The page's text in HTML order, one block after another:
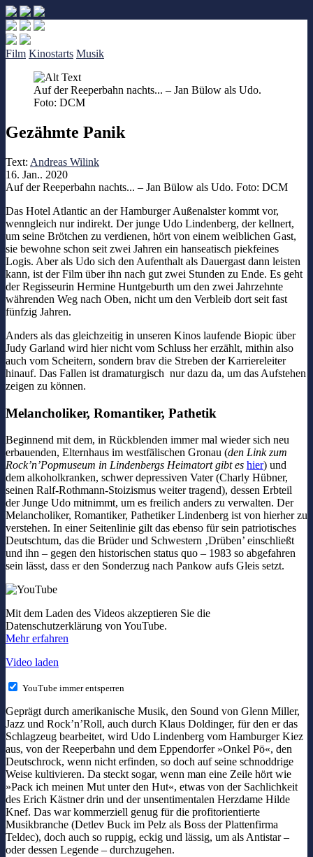
Film Kinostarts Musik
Auf der Reeperbahn nachts... – Jan Bülow als Udo.
Foto: DCM
Gezähmte Panik
Text: Andreas Wilink
16. Jan.. 2020
Auf der Reeperbahn nachts... – Jan Bülow als Udo. Foto: DCM
Das Hotel Atlantic an der Hamburger Außenalster kommt vor,
wenngleich nur indirekt. Der junge Udo Lindenberg, der kellnert,
um seine Brötchen zu verdienen, hört von einem weiblichen Gast,
sie bewohne schon seit zwei Jahren ein hanseatisch piekfeines
Logis. Aber als Udo sich den Aufenthalt als Dauergast dann leisten
kann, ist der Film über ihn nach gut zwei Stunden zu Ende. Es geht
der Regisseurin Hermine Huntgeburth um den zwei Jahrzehnte
währenden Weg nach Oben, nicht um den Verbleib dort seit fast
fünfzig Jahren.
Anders als das gleichzeitig in unseren Kinos laufende Biopic über
Judy Garland wird hier nicht vom Schluss her erzählt, mithin also
auch vom Scheitern, sondern brav die Streben der Karriereleiter
hinauf. Das Fallen ist dramaturgisch nur dazu da, um das Aufstehen
zeigen zu können.
Melancholiker, Romantiker, Pathetik
Beginnend mit dem, in Rückblenden immer mal wieder sich neu
erbauenden, Elternhaus im westfälischen Gronau (den Link zum
Rock’n’Popmuseum in Lindenbergs Heimatort gibt es hier) und
dem alkoholkranken, schwer depressiven Vater (Charly Hübner,
seinen Ralf-Rothmann-Stoizismus weiter tragend), dessen Erbteil
der Junge Udo mitnimmt, um es freilich anders zu verwalten. Der
Melancholiker, Romantiker, Pathetiker Lindenberg ist von hierher zu
verstehen. In einer Seitenlinie gilt das ebenso für sein patriotisches
Deutschtum, das die Brüder und Schwestern ‚Drüben’ einschließt
und ihn – gegen den historischen status quo – 1983 so abgefahren
sein lässt, dass er den Sonderzug nach Pankow aufs Gleis setzt.
Mit dem Laden des Videos akzeptieren Sie die
Datenschutzerklärung von YouTube.
Mehr erfahren
Video laden
YouTube immer entsperren
Geprägt durch amerikanische Musik, den Sound von Glenn Miller,
Jazz und Rock’n’Roll, auch durch Klaus Doldinger, für den er das
Schlagzeug bearbeitet, wird Udo Lindenberg vom Hamburger Kiez
aus, von der Reeperbahn und dem Eppendorfer »Onkel Pö«, den
Deutschrock, wenn nicht erfinden, so doch auf seine schnoddrige
Weise kultivieren. Da steckt sogar, wenn man eine Zeile hört wie
»Pack ich meinen Mut unter den Hut«, etwas von der Sachlichkeit
des Erich Kästner drin und der unsentimentalen Herzdame Hilde
Knef. Das war kommerziell genug für die profitorientierte
Musikbranche (Detlev Buck im Pelz als Boss der Plattenfirma
Teldec), doch auch so ruppig, eckig und lässig, um als Antistar –
oder dessen Legende – durchzugehen.